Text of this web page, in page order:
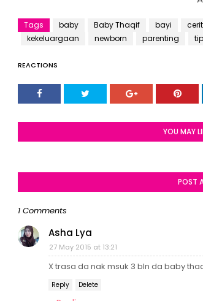
Tags baby Baby Thaqif bayi
kekeluargaan
newborn parenting
REACTIONS
YOU MAY
POST
1 Comments
Asha Lya
27 May 2015 at 13:21
X trasa da nak msuk 3 bln da baby
Reply Delete